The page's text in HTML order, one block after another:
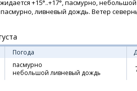
+15°..+17°, пасмурно,
пасмурно, ливневый дождь. Ветер
Погода
пасмурно
небольшой ливневый дождь